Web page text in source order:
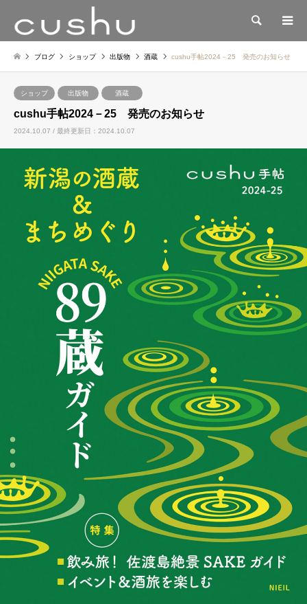
検索
ブログ ショップ 出版物 酒蔵 cushu手帖2024－25 発売のお知らせ
ショップ 出版物 酒蔵
cushu手帖2024－25 発売のお知らせ
2024.10.07 / 最終更新日：2024.10.07